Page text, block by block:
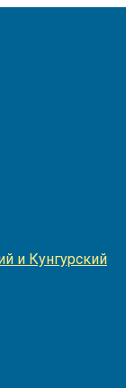
и Кунгурский